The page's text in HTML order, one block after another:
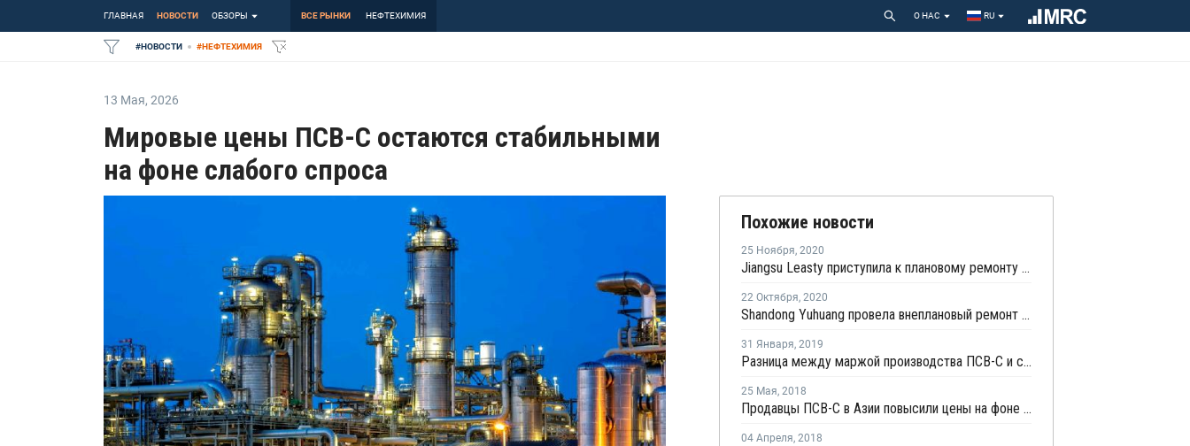
ГЛАВНАЯ НОВОСТИ ОБЗОРЫ ВСЕ РЫНКИ НЕФТЕХИМИЯ О НАС RU
#НОВОСТИ #НЕФТЕХИМИЯ
13 Мая, 2026
Мировые цены ПСВ-С остаются стабильными
на фоне слабого спроса
Похожие новости
25 Ноября, 2020
Jiangsu Leasty приступила к плановому ремонту на заводе стирола № 1 в Цзянсу
22 Октября, 2020
Shandong Yuhuang провела внеплановый ремонт на линии стирола № 1 в Китае
31 Января, 2019
Разница между маржой производства ПСВ-С и стирола упала до месячного минимума в Азии
25 Мая, 2018
Продавцы ПСВ-С в Азии повысили цены на фоне роста котировок стирола
04 Апреля, 2018